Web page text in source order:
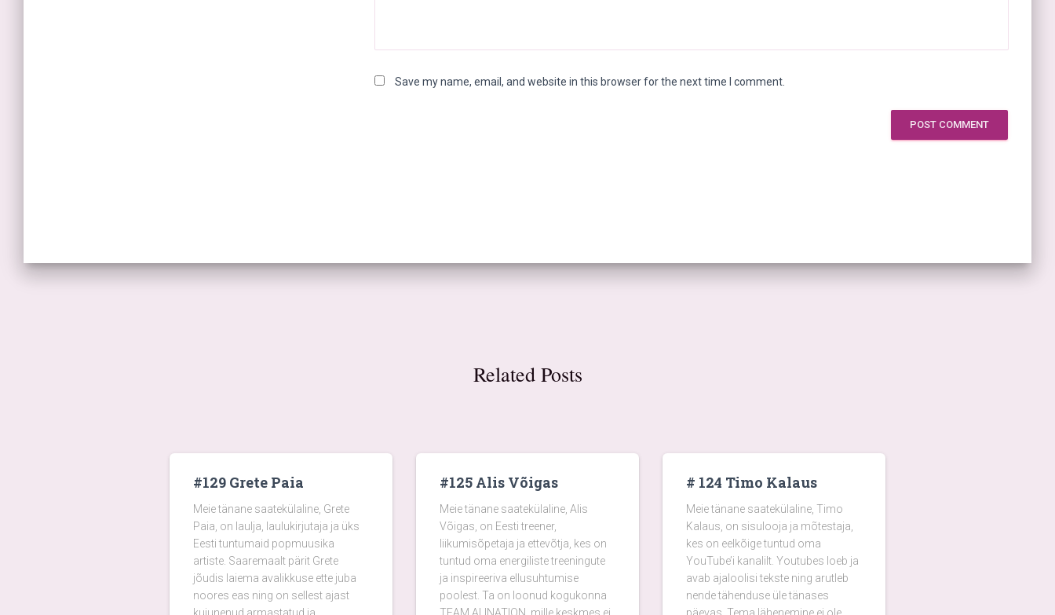
Save my name, email, and website in this browser for the next time I comment.
Related Posts
#129 Grete Paia
Meie tänane saatekülaline, Grete
Paia, on laulja, laulukirjutaja ja üks
Eesti tuntumaid popmuusika
artiste. Saaremaalt pärit Grete
jõudis laiema avalikkuse ette juba
noores eas ning on sellest ajast
#125 Alis Võigas
Meie tänane saatekülaline, Alis
Võigas, on Eesti treener,
liikumisõpetaja ja ettevõtja, kes on
tuntud oma energiliste treeningute
ja inspireeriva ellusuhtumise
poolest. Ta on loonud kogukonna
# 124 Timo Kalaus
Meie tänane saatekülaline, Timo
Kalaus, on sisulooja ja mõtestaja,
kes on eelkõige tuntud oma
YouTube’i kanalilt. Youtubes loeb ja
avab ajaloolisi tekste ning arutleb
nende tähenduse üle tänases